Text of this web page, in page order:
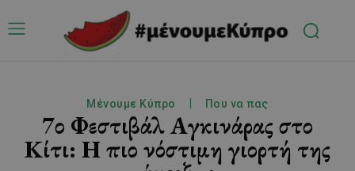
Μένουμε Κύπρο Που να πας
7ο Φεστιβάλ Αγκινάρας στο
Κίτι: Η πιο νόστιμη γιορτή της